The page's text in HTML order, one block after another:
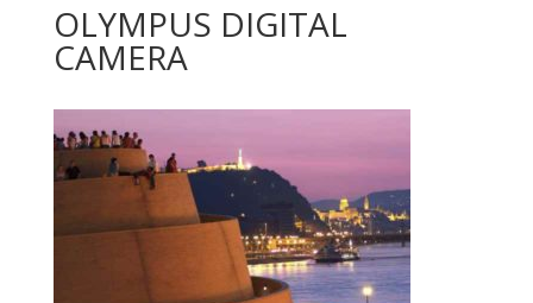
OLYMPUS DIGITAL
CAMERA